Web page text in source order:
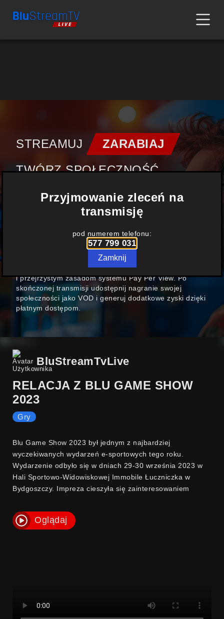
STREAMUJ
ZARABIAJ
TWÓRZ SPOŁECZNOŚĆ
FILMY |TRANSMISJE|
WYDARZENIA
W FORMULE
PAY PER VIEW
Nowoczesny polski portal streamingowy oferujący
możliwość prowadzenia transmisji online. Już dziś
możesz zarabiać na swoich transmisjach dzięki prostym
i przejrzystym zasadom systemu Pay Per View. Po
skończonej transmisji udostępnij nagranie swojej
społeczności jako VOD i generuj dodatkowe zyski dzięki
płatnym dostępom.
BluStreamTvLive
RELACJA Z BLU GAME SHOW
2023
Gry
Blu Game Show 2023 był jednym z najbardziej
wyczekiwanych wydarzeń e-sportowych tego roku.
Wydarzenie odbyło się w dniach 29-30 września 2023 w
Hali Sportowo-Widowiskowej Immobile Łuczniczka w
Bydgoszczy. Impreza cieszyła się zainteresowaniem
technologii. Wydarzenie uzyskało wsparcie od ważnych
instytucji, takich jak Ministerstwo Sportu i Turystyki,
Oglądaj
Przyjmowanie zleceń na
transmisję
pod numerem telefonu:
577 799 031
Zamknij